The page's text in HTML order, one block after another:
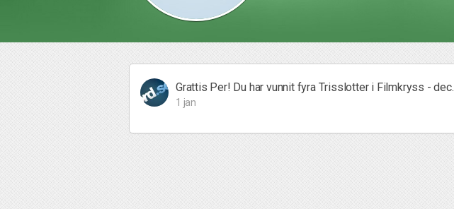
Grattis Per! Du har vunnit fyra Trisslotter i Filmkryss - dec.
1 jan